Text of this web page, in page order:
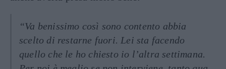
“Va benissimo così sono contento abbia
scelto di restarne fuori. Lei sta facendo
quello che le ho chiesto io l’altra settimana.